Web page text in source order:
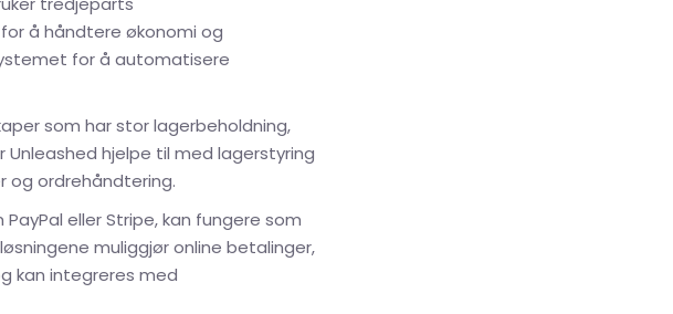
å håndtere økonomi og
for å automatisere
som har stor lagerbeholdning,
hjelpe til med lagerstyring
og ordrehåndtering.
eller Stripe, kan fungere som
muliggjør online betalinger,
kan integreres med